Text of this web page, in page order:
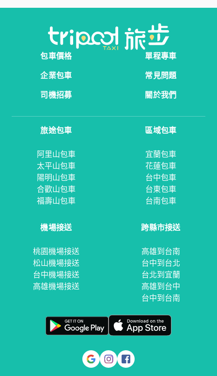
包車價格
單程專車
企業包車
常見問題
司機招募
關於我們
旅途包車
阿里山包車
太平山包車
陽明山包車
合歡山包車
福壽山包車
區域包車
宜蘭包車
花蓮包車
台中包車
台東包車
台南包車
機場接送
桃園機場接送
松山機場接送
台中機場接送
高雄機場接送
跨縣市接送
高雄到台南
台中到台北
台北到宜蘭
高雄到台中
台中到台南